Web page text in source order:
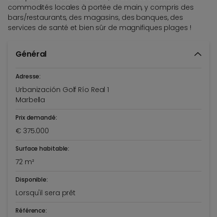
commodités locales à portée de main, y compris des
bars/restaurants, des magasins, des banques, des
services de santé et bien sûr de magnifiques plages !
Général
Adresse:
Urbanización Golf Río Real 1
Marbella
Prix demandé:
€ 375.000
Surface habitable:
72 m²
Disponible:
Lorsqu'il sera prêt
Référence: